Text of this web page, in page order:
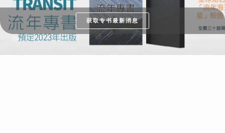
获取专书最新消息